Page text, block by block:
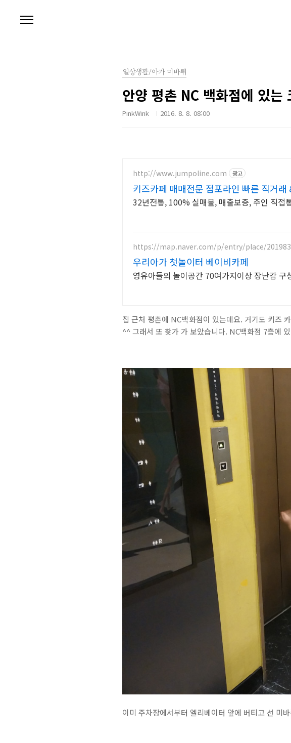
일상생활/아가 미바뤼
안양 평촌 NC 백화점에 있는
PinkWink 2016. 8. 8. 08:00
http://www.jumpoline.com 광고
키즈카페 매매전문 점포라인 빠른 직거래
32년전통, 100% 실매물, 매출보증, 주인 직접
https://map.naver.com/p/entry/place/
우리아가 첫놀이터 베이비카페
영유아들의 놀이공간 70여가지이상 장난감 구
집 근처 평촌에 NC백화점이 있는데요. 거기도 키즈
^^ 그래서 또 찾가 가 보았습니다. NC백화점 7층에
이미 주차장에서부터 엘리베이터 앞에 버티고 선 미